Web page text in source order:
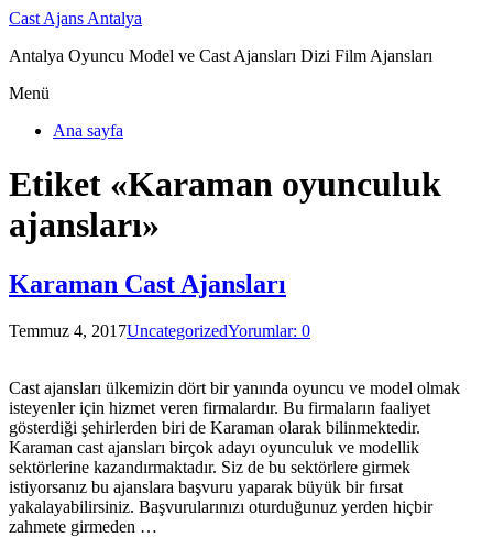
Cast Ajans Antalya
Antalya Oyuncu Model ve Cast Ajansları Dizi Film Ajansları
Menü
Ana sayfa
Etiket «Karaman oyunculuk
ajansları»
Karaman Cast Ajansları
Temmuz 4, 2017UncategorizedYorumlar: 0
Cast ajansları ülkemizin dört bir yanında oyuncu ve model olmak
isteyenler için hizmet veren firmalardır. Bu firmaların faaliyet
gösterdiği şehirlerden biri de Karaman olarak bilinmektedir.
Karaman cast ajansları birçok adayı oyunculuk ve modellik
sektörlerine kazandırmaktadır. Siz de bu sektörlere girmek
istiyorsanız bu ajanslara başvuru yaparak büyük bir fırsat
yakalayabilirsiniz. Başvurularınızı oturduğunuz yerden hiçbir
zahmete girmeden …